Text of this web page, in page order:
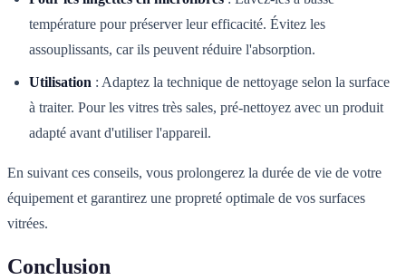
température pour préserver leur efficacité. Évitez les
assouplissants, car ils peuvent réduire l'absorption.
Utilisation : Adaptez la technique de nettoyage selon la surface
à traiter. Pour les vitres très sales, pré-nettoyez avec un produit
adapté avant d'utiliser l'appareil.
En suivant ces conseils, vous prolongerez la durée de vie de votre
équipement et garantirez une propreté optimale de vos surfaces
vitrées.
Conclusion